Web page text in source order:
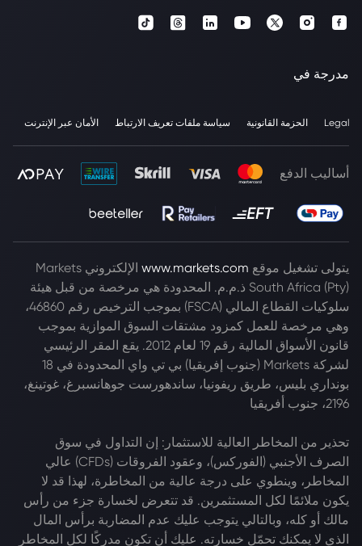
مدرجة في
Legal الحزمة القانونية سياسة ملفات تعريف الارتباط الأمان عبر الإنترنت
أساليب الدفع
يتولى تشغيل موقع www.markets.com
الإلكتروني Markets
South Africa (Pty) ذ.م.م. المحدودة هي مرخصة من قبل هيئة
سلوكيات القطاع المالي (FSCA) بموجب الترخيص رقم 46860،
وهي مرخصة للعمل كمزود مشتقات السوق الموازية بموجب
قانون الأسواق المالية رقم 19 لعام 2012. يقع المقر الرئيسي
لشركة Markets (جنوب إفريقيا) بي تي واي المحدودة في 18
بونداري بليس، طريق ريفونيا، ساندهورست جوهانسبرغ، غوتينغ،
2196، جنوب أفريقيا
تحذير من المخاطر العالية للاستثمار: إن التداول في سوق
الصرف الأجنبي (الفوركس)، وعقود الفروقات (CFDs) عالي
المخاطر، وينطوي على درجة عالية من المخاطرة، لهذا قد لا
يكون ملائمًا لكل المستثمرين. قد تتعرض لخسارة جزء من رأس
مالك أو كله، وبالتالي يتوجب عليك عدم المضاربة برأس المال
الذي لا يمكنك تحمّل خسارته. عليك أن تكون مدركًا لكل المخاطر